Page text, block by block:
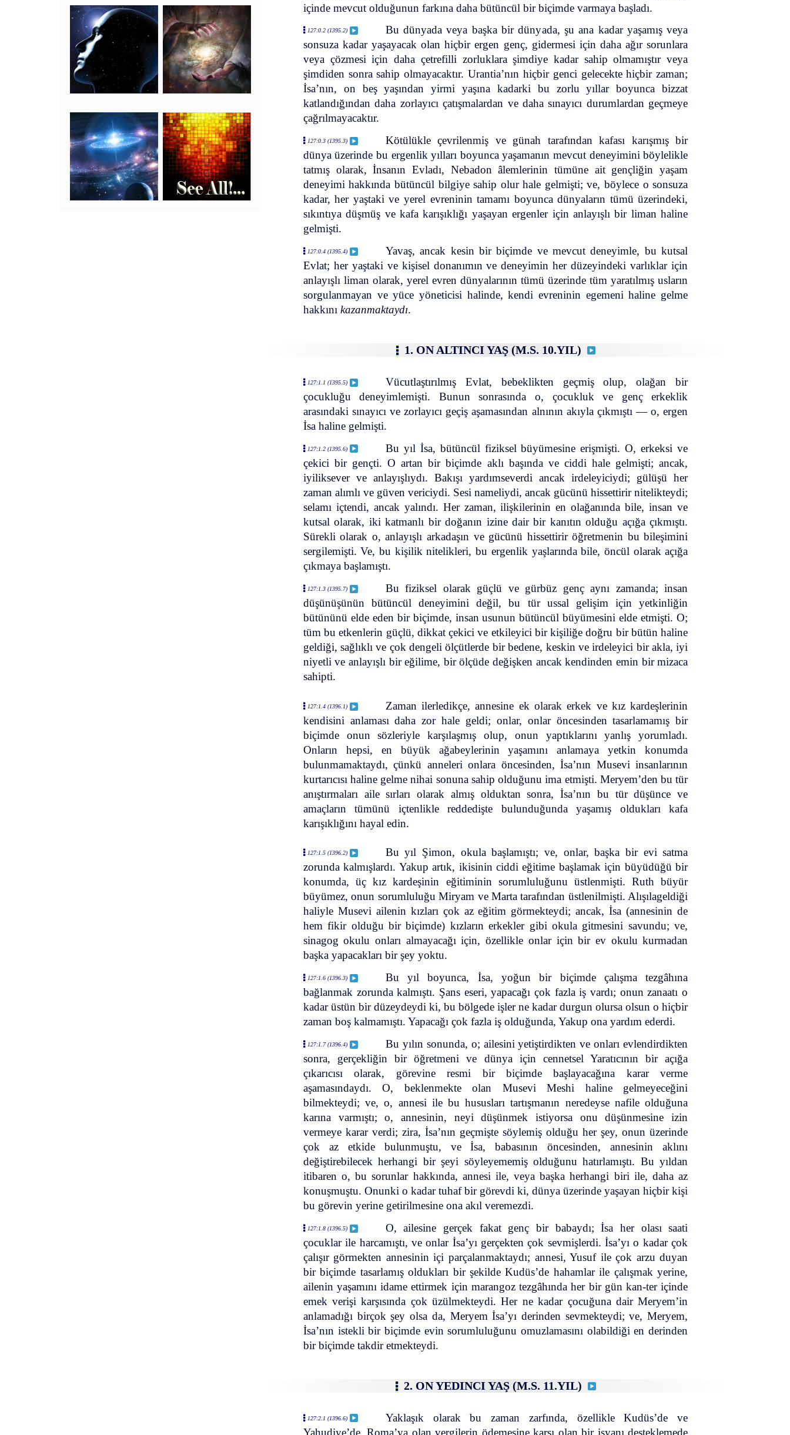
içinde mevcut olduğunun farkına daha bütüncül bir biçimde varmaya başladı.
127:0.2 (1395.2)
Bu dünyada veya başka bir dünyada, şu ana kadar yaşamış veya
sonsuza kadar yaşayacak olan hiçbir ergen genç, gidermesi için daha ağır sorunlara
veya çözmesi için daha çetrefilli zorluklara şimdiye kadar sahip olmamıştır veya
şimdiden sonra sahip olmayacaktır. Urantia’nın hiçbir genci gelecekte hiçbir zaman;
İsa’nın, on beş yaşından yirmi yaşına kadarki bu zorlu yıllar boyunca bizzat
katlandığından daha zorlayıcı çatışmalardan ve daha sınayıcı durumlardan geçmeye
çağrılmayacaktır.
127:0.3 (1395.3)
Kötülükle çevrilenmiş ve günah tarafından kafası karışmış bir
dünya üzerinde bu ergenlik yılları boyunca yaşamanın mevcut deneyimini böylelikle
tatmış olarak, İnsanın Evladı, Nebadon âlemlerinin tümüne ait gençliğin yaşam
deneyimi hakkında bütüncül bilgiye sahip olur hale gelmişti; ve, böylece o sonsuza
kadar, her yaştaki ve yerel evreninin tamamı boyunca dünyaların tümü üzerindeki,
sıkıntıya düşmüş ve kafa karışıklığı yaşayan ergenler için anlayışlı bir liman haline
gelmişti.
127:0.4 (1395.4)
Yavaş, ancak kesin bir biçimde ve mevcut deneyimle, bu kutsal
Evlat; her yaştaki ve kişisel donanımın ve deneyimin her düzeyindeki varlıklar için
anlayışlı liman olarak, yerel evren dünyalarının tümü üzerinde tüm yaratılmış usların
sorgulanmayan ve yüce yöneticisi halinde, kendi evreninin egemeni haline gelme
hakkını kazanmaktaydı.
1. ON ALTINCI YAŞ (M.S. 10.YIL)
127:1.1 (1395.5)
Vücutlaştırılmış Evlat, bebeklikten geçmiş olup, olağan bir
çocukluğu deneyimlemişti. Bunun sonrasında o, çocukluk ve genç erkeklik
arasındaki sınayıcı ve zorlayıcı geçiş aşamasından alnının akıyla çıkmıştı — o, ergen
İsa haline gelmişti.
127:1.2 (1395.6)
Bu yıl İsa, bütüncül fiziksel büyümesine erişmişti. O, erkeksi ve
çekici bir gençti. O artan bir biçimde aklı başında ve ciddi hale gelmişti; ancak,
iyiliksever ve anlayışlıydı. Bakışı yardımseverdi ancak irdeleyiciydi; gülüşü her
zaman alımlı ve güven vericiydi. Sesi nameliydi, ancak gücünü hissettirir nitelikteydi;
selamı içtendi, ancak yalındı. Her zaman, ilişkilerinin en olağanında bile, insan ve
kutsal olarak, iki katmanlı bir doğanın izine dair bir kanıtın olduğu açığa çıkmıştı.
Sürekli olarak o, anlayışlı arkadaşın ve gücünü hissettirir öğretmenin bu bileşimini
sergilemişti. Ve, bu kişilik nitelikleri, bu ergenlik yaşlarında bile, öncül olarak açığa
çıkmaya başlamıştı.
127:1.3 (1395.7)
Bu fiziksel olarak güçlü ve gürbüz genç aynı zamanda; insan
düşünüşünün bütüncül deneyimini değil, bu tür ussal gelişim için yetkinliğin
bütününü elde eden bir biçimde, insan usunun bütüncül büyümesini elde etmişti. O;
tüm bu etkenlerin güçlü, dikkat çekici ve etkileyici bir kişiliğe doğru bir bütün haline
geldiği, sağlıklı ve çok dengeli ölçütlerde bir bedene, keskin ve irdeleyici bir akla, iyi
niyetli ve anlayışlı bir eğilime, bir ölçüde değişken ancak kendinden emin bir mizaca
sahipti.
127:1.4 (1396.1)
Zaman ilerledikçe, annesine ek olarak erkek ve kız kardeşlerinin
kendisini anlaması daha zor hale geldi; onlar, onlar öncesinden tasarlamamış bir
biçimde onun sözleriyle karşılaşmış olup, onun yaptıklarını yanlış yorumladı.
Onların hepsi, en büyük ağabeylerinin yaşamını anlamaya yetkin konumda
bulunmamaktaydı, çünkü anneleri onlara öncesinden, İsa’nın Musevi insanlarının
kurtarıcısı haline gelme nihai sonuna sahip olduğunu ima etmişti. Meryem’den bu tür
anıştırmaları aile sırları olarak almış olduktan sonra, İsa’nın bu tür düşünce ve
amaçların tümünü içtenlikle reddedişte bulunduğunda yaşamış oldukları kafa
karışıklığını hayal edin.
127:1.5 (1396.2)
Bu yıl Şimon, okula başlamıştı; ve, onlar, başka bir evi satma
zorunda kalmışlardı. Yakup artık, ikisinin ciddi eğitime başlamak için büyüdüğü bir
konumda, üç kız kardeşinin eğitiminin sorumluluğunu üstlenmişti. Ruth büyür
büyümez, onun sorumluluğu Miryam ve Marta tarafından üstlenilmişti. Alışılageldiği
haliyle Musevi ailenin kızları çok az eğitim görmekteydi; ancak, İsa (annesinin de
hem fikir olduğu bir biçimde) kızların erkekler gibi okula gitmesini savundu; ve,
sinagog okulu onları almayacağı için, özellikle onlar için bir ev okulu kurmadan
başka yapacakları bir şey yoktu.
127:1.6 (1396.3)
Bu yıl boyunca, İsa, yoğun bir biçimde çalışma tezgâhına
bağlanmak zorunda kalmıştı. Şans eseri, yapacağı çok fazla iş vardı; onun zanaatı o
kadar üstün bir düzeydeydi ki, bu bölgede işler ne kadar durgun olursa olsun o hiçbir
zaman boş kalmamıştı. Yapacağı çok fazla iş olduğunda, Yakup ona yardım ederdi.
127:1.7 (1396.4)
Bu yılın sonunda, o; ailesini yetiştirdikten ve onları evlendirdikten
sonra, gerçekliğin bir öğretmeni ve dünya için cennetsel Yaratıcının bir açığa
çıkarıcısı olarak, görevine resmi bir biçimde başlayacağına karar verme
aşamasındaydı. O, beklenmekte olan Musevi Meshi haline gelmeyeceğini
bilmekteydi; ve, o, annesi ile bu hususları tartışmanın neredeyse nafile olduğuna
karına varmıştı; o, annesinin, neyi düşünmek istiyorsa onu düşünmesine izin
vermeye karar verdi; zira, İsa’nın geçmişte söylemiş olduğu her şey, onun üzerinde
çok az etkide bulunmuştu, ve İsa, babasının öncesinden, annesinin aklını
değiştirebilecek herhangi bir şeyi söyleyememiş olduğunu hatırlamıştı. Bu yıldan
itibaren o, bu sorunlar hakkında, annesi ile, veya başka herhangi biri ile, daha az
konuşmuştu. Onunki o kadar tuhaf bir görevdi ki, dünya üzerinde yaşayan hiçbir kişi
bu görevin yerine getirilmesine ona akıl veremezdi.
127:1.8 (1396.5)
O, ailesine gerçek fakat genç bir babaydı; İsa her olası saati
çocuklar ile harcamıştı, ve onlar İsa’yı gerçekten çok sevmişlerdi. İsa’yı o kadar çok
çalışır görmekten annesinin içi parçalanmaktaydı; annesi, Yusuf ile çok arzu duyan
bir biçimde tasarlamış oldukları bir şekilde Kudüs’de hahamlar ile çalışmak yerine,
ailenin yaşamını idame ettirmek için marangoz tezgâhında her bir gün kan-ter içinde
emek verişi karşısında çok üzülmekteydi. Her ne kadar çocuğuna dair Meryem’in
anlamadığı birçok şey olsa da, Meryem İsa’yı derinden sevmekteydi; ve, Meryem,
İsa’nın istekli bir biçimde evin sorumluluğunu omuzlamasını olabildiği en derinden
bir biçimde takdir etmekteydi.
2. ON YEDINCI YAŞ (M.S. 11.YIL)
127:2.1 (1396.6)
Yaklaşık olarak bu zaman zarfında, özellikle Kudüs’de ve
Yahudiye’de, Roma’ya olan vergilerin ödemesine karşı olan bir isyanı desteklemede